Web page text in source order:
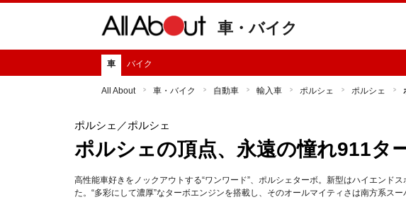
車・バイク
車 バイク
All About 車・バイク 自動車 輸入車 ポルシェ ポルシェ
ポルシェ ／ポルシェ
ポルシェの頂点、永遠の憧れ911タ
高性能車好きをノックアウトする“ワンワード”、ポルシェターボ。新型はハイエンド
た。“多彩にして濃厚”なターボエンジンを搭載し、そのオールマイティさは南方系スー